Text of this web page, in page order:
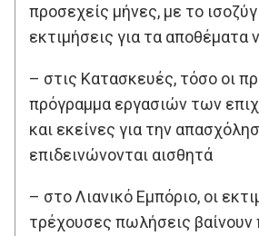
προσεχείς μήνες, με το
εκτιμήσεις για τα αποθέματα
– στις Κατασκευές, τόσο οι
πρόγραμμα εργασιών των
και εκείνες για την
επιδεινώνονται αισθητά
– στο Λιανικό Εμπόριο, οι
τρέχουσες πωλήσεις βαίνουν